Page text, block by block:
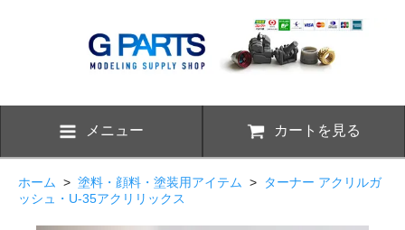
メニュー カートを見る
ホーム > 塗料・顔料・塗装用アイテム >
ターナー アクリルガ
ッシュ・U-35アクリリックス